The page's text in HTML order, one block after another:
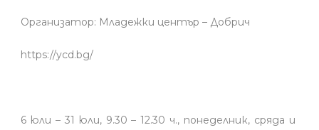
Организатор: Младежки център – Добрич
https://ycd.bg/
6 юли – 31 юли, 9.30 – 12.30 ч., понеделник, сряда и